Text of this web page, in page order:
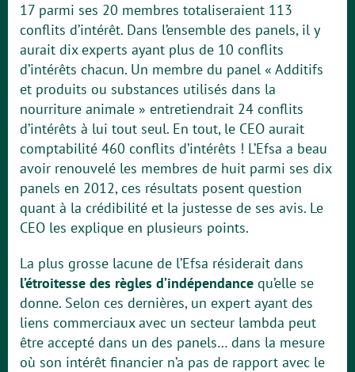
17 parmi ses 20 membres totaliseraient 113
conflits d’intérêt. Dans l’ensemble des panels, il y
aurait dix experts ayant plus de 10 conflits
d’intérêts chacun. Un membre du panel « Additifs
et produits ou substances utilisés dans la
nourriture animale » entretiendrait 24 conflits
d’intérêts à lui tout seul. En tout, le CEO aurait
comptabilité 460 conflits d’intérêts ! L’Efsa a beau
avoir renouvelé les membres de huit parmi ses dix
panels en 2012, ces résultats posent question
quant à la crédibilité et la justesse de ses avis. Le
CEO les explique en plusieurs points.
La plus grosse lacune de l’Efsa résiderait dans
l’étroitesse des règles d’indépendance qu’elle se
donne. Selon ces dernières, un expert ayant des
liens commerciaux avec un secteur lambda peut
être accepté dans un des panels… dans la mesure
où son intérêt financier n’a pas de rapport avec le